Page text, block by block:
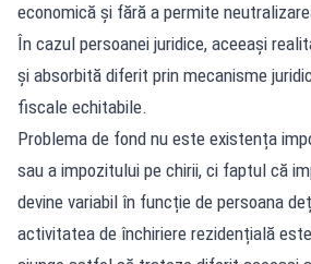
economică și fără a permite
În cazul persoanei juridice, aceeași
și absorbită diferit prin mecanisme
fiscale echitabile.
Problema de fond nu este existența
sau a impozitului pe chirii, ci faptul că
devine variabil în funcție de persoana
activitatea de închiriere rezidențială